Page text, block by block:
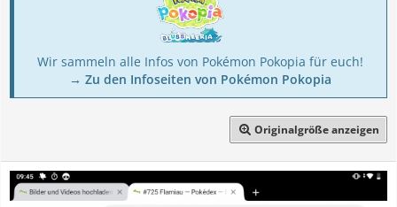
Wir sammeln alle Infos von Pokémon Pokopia für euch!
→ Zu den Infoseiten von Pokémon Pokopia
Originalgröße anzeigen